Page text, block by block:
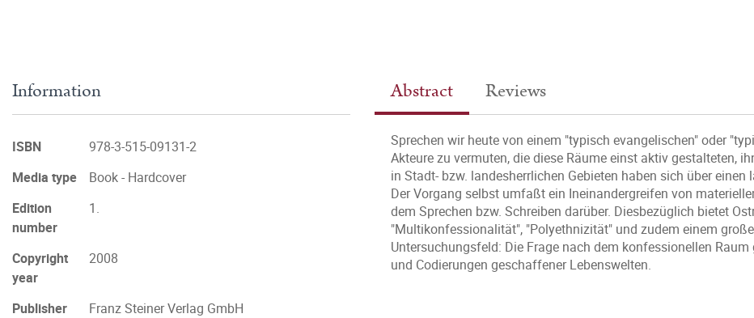
Abstract Reviews
Sprechen wir heute von einem "typisch evangelischen" oder
Akteure zu vermuten, die diese Räume einst aktiv gestalteten,
in Stadt- bzw. landesherrlichen Gebieten haben sich über
Der Vorgang selbst umfaßt ein Ineinandergreifen von
dem Sprechen bzw. Schreiben darüber. Diesbezüglich bietet
"Multikonfessionalität", "Polyethnizität" und zudem einem
Untersuchungsfeld: Die Frage nach dem konfessionellen
und Codierungen geschaffener Lebenswelten.
Information
ISBN
978-3-515-09131-2
Media type
Book - Hardcover
Edition
number
1.
Copyright
year
2008
Publisher
Franz Steiner Verlag GmbH